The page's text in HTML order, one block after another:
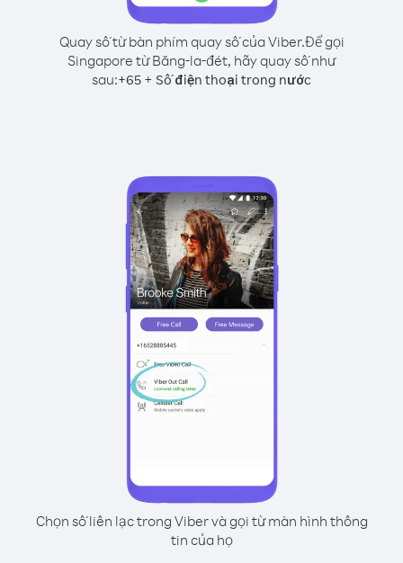
Quay số từ bàn phím quay số của Viber.Để gọi
Singapore từ Băng-la-đét, hãy quay số như
sau:+65 + Số điện thoại trong nước
Chọn số liên lạc trong Viber và gọi từ màn hình thông
tin của họ